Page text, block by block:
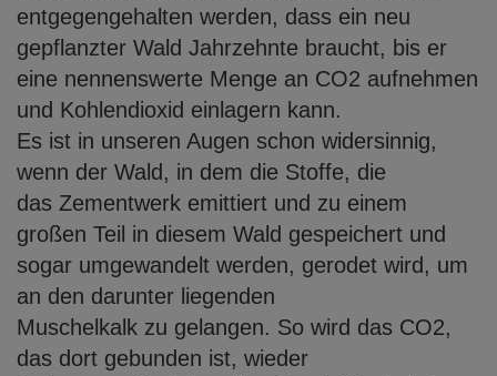
entgegengehalten werden, dass ein neu
gepflanzter Wald Jahrzehnte braucht, bis er
eine nennenswerte Menge an CO2 aufnehmen
und Kohlendioxid einlagern kann.
Es ist in unseren Augen schon widersinnig,
wenn der Wald, in dem die Stoffe, die
das Zementwerk emittiert und zu einem
großen Teil in diesem Wald gespeichert und
sogar umgewandelt werden, gerodet wird, um
an den darunter liegenden
Muschelkalk zu gelangen. So wird das CO2,
das dort gebunden ist, wieder